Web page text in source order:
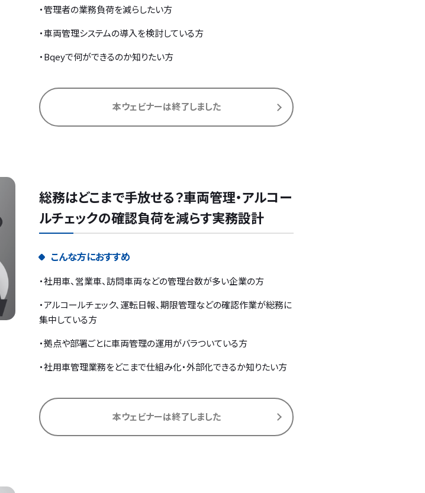
・管理者の業務負荷を減らしたい方
・車両管理システムの導入を検討している方
・Bqeyで何ができるのか知りたい方
本ウェビナーは終了しました
総務はどこまで手放せる？車両管理・アルコー
ルチェックの確認負荷を減らす実務設計
こんな方におすすめ
・社用車、営業車、訪問車両などの管理台数が多い企業の方
・アルコールチェック、運転日報、期限管理などの確認作業が総務に
集中している方
・拠点や部署ごとに車両管理の運用がバラついている方
・社用車管理業務をどこまで仕組み化・外部化できるか知りたい方
本ウェビナーは終了しました